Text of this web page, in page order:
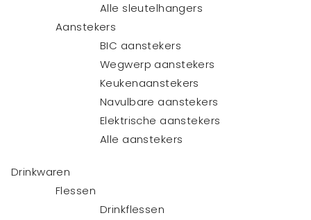
Alle sleutelhangers
Aanstekers
BIC aanstekers
Wegwerp aanstekers
Keukenaanstekers
Navulbare aanstekers
Elektrische aanstekers
Alle aanstekers
Drinkwaren
Flessen
Drinkflessen